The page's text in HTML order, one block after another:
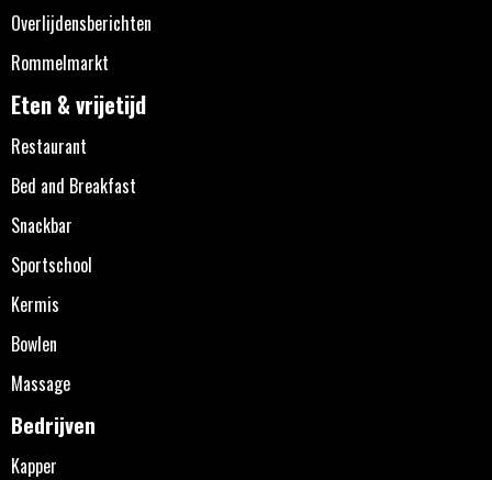
Overlijdensberichten
Rommelmarkt
Eten & vrijetijd
Restaurant
Bed and Breakfast
Snackbar
Sportschool
Kermis
Bowlen
Massage
Bedrijven
Kapper